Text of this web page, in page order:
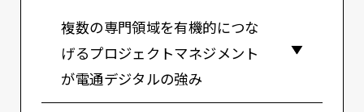
複数の専門領域を有機的につな
げるプロジェクトマネジメント
が電通デジタルの強み